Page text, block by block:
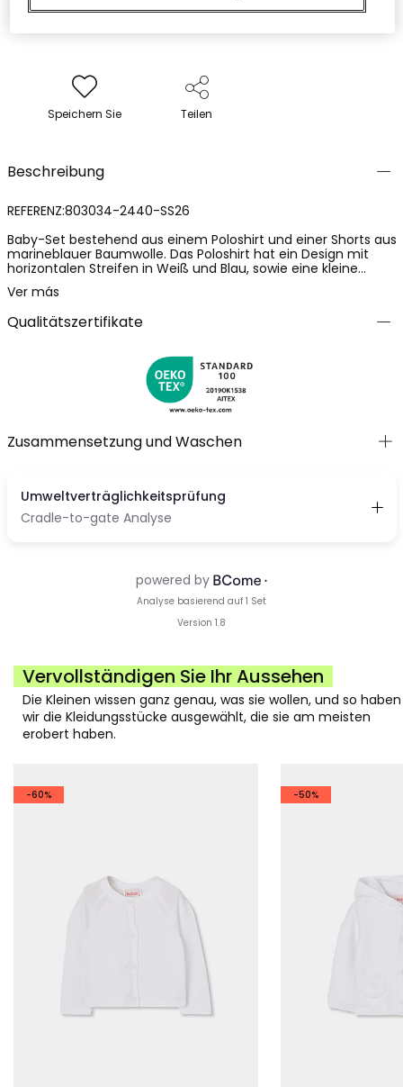
Speichern Sie Teilen
Beschreibung
REFERENZ:803034-2440-SS26
Baby-Set bestehend aus einem Poloshirt und einer Shorts aus
marineblauer Baumwolle. Das Poloshirt hat ein Design mit
horizontalen Streifen in Weiß und Blau, sowie eine kleine
dekorative Stickerei. Sein Baumwollstoff garantiert Weichheit
und Komfort für die empfindliche Haut des Babys. Die Shorts
sind einfarbig marineblau, mit dekorativen Knöpfen an der
Vorderseite. Erhältlich in Größen von 1 Monat bis 2 Jahren, ist
Ein elegantes und funktionales Set für die ersten Lebensjahre
Ver más
Qualitätszertifikate
Zusammensetzung und Waschen
Vervollständigen Sie Ihr Aussehen
Die Kleinen wissen ganz genau, was sie wollen, und so haben
wir die Kleidungsstücke ausgewählt, die sie am meisten
erobert haben.
-60% -50%